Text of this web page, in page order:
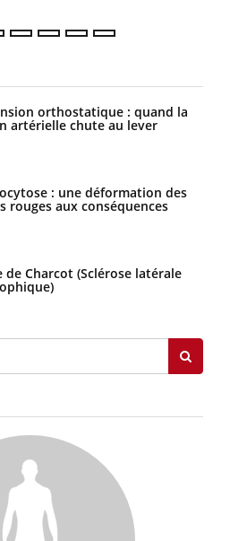
orthostatique : quand la
artérielle chute au lever
: une déformation des
rouges aux conséquences
de Charcot (Sclérose latérale